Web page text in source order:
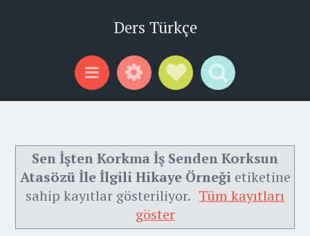
Ders Türkçe
Menu WidgetsSocial Links
Search
Sen İşten Korkma İş Senden Korksun
Atasözü İle İlgili Hikaye Örneğietiketine
sahip kayıtlar gösteriliyor. Tüm kayıtları
göster